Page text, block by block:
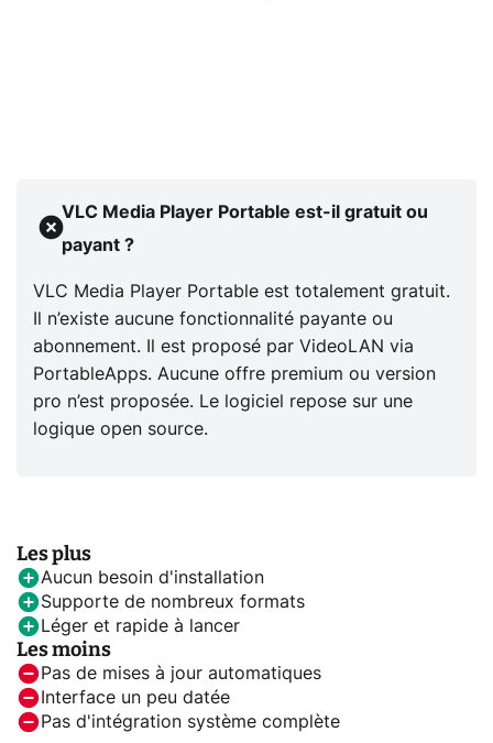
VLC Media Player Portable est-il gratuit ou
payant ?
VLC Media Player Portable est totalement gratuit.
Il n’existe aucune fonctionnalité payante ou
abonnement. Il est proposé par VideoLAN via
PortableApps. Aucune offre premium ou version
pro n’est proposée. Le logiciel repose sur une
logique open source.
Les plus
Aucun besoin d'installation
Supporte de nombreux formats
Léger et rapide à lancer
Les moins
Pas de mises à jour automatiques
Interface un peu datée
Pas d'intégration système complète